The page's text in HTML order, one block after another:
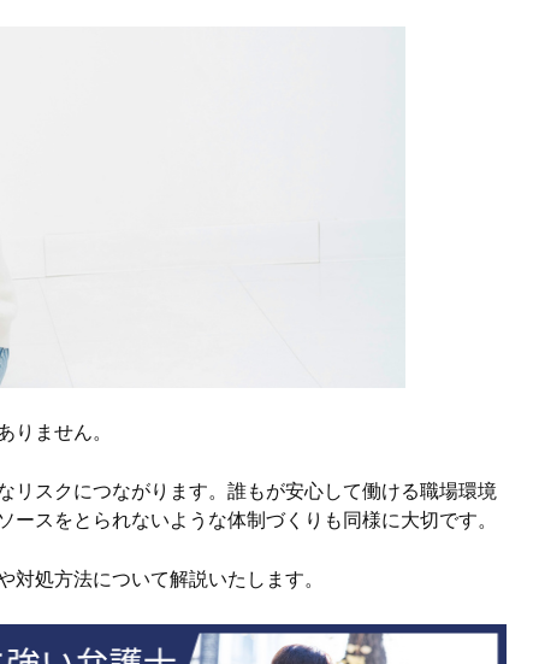
りません。
リスクにつながります。誰もが安心して働ける職場環境
スをとられないような体制づくりも同様に大切です。
処方法について解説いたします。